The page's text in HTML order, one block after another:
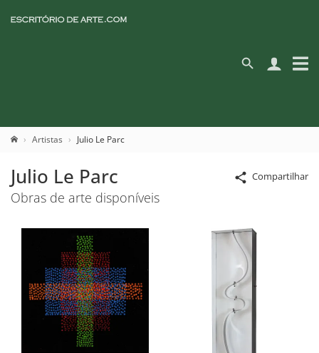
Artistas Julio Le Parc
Compartilhar
Julio Le Parc
Obras de arte disponíveis